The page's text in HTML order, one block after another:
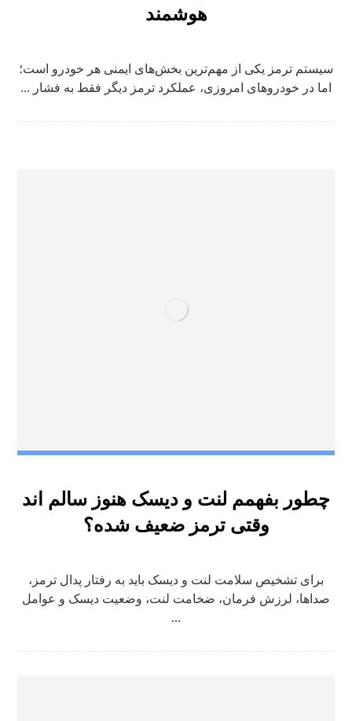
هوشمند
سیستم ترمز یکی از مهم‌ترین بخش‌های ایمنی هر خودرو است؛
اما در خودروهای امروزی، عملکرد ترمز دیگر فقط به فشار ...
چطور بفهمم لنت و دیسک هنوز سالم اند
وقتی ترمز ضعیف شده؟
برای تشخیص سلامت لنت و دیسک باید به رفتار پدال ترمز،
صداها، لرزش فرمان، ضخامت لنت، وضعیت دیسک و عوامل
...